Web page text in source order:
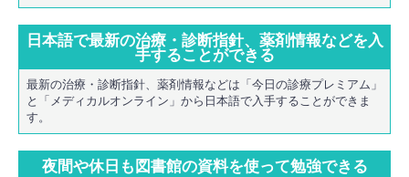
日本語で最新の治療・診断指針、薬剤情報などを入
手することができる
最新の治療・診断指針、薬剤情報などは「今日の診療プレミアム」
と「メディカルオンライン」から日本語で入手することができま
す。
夜間や休日も図書館の資料を使って勉強できる